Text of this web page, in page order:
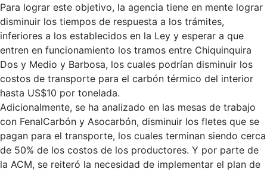
Para lograr este objetivo, la agencia tiene en mente lograr
disminuir los tiempos de respuesta a los trámites,
inferiores a los establecidos en la Ley y esperar a que
entren en funcionamiento los tramos entre Chiquinquira
Dos y Medio y Barbosa, los cuales podrían disminuir los
costos de transporte para el carbón térmico del interior
hasta US$10 por tonelada.
Adicionalmente, se ha analizado en las mesas de trabajo
con FenalCarbón y Asocarbón, disminuir los fletes que se
pagan para el transporte, los cuales terminan siendo cerca
de 50% de los costos de los productores. Y por parte de
la ACM, se reiteró la necesidad de implementar el plan de